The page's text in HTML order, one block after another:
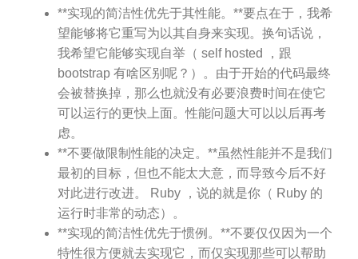
**实现的简洁性优先于其性能。**要点在于，我希
望能够将它重写为以其自身来实现。换句话说，
我希望它能够实现自举（ self hosted ，跟
bootstrap 有啥区别呢？）。由于开始的代码最终
会被替换掉，那么也就没有必要浪费时间在使它
可以运行的更快上面。性能问题大可以以后再考
虑。
**不要做限制性能的决定。**虽然性能并不是我们
最初的目标，但也不能太大意，而导致今后不好
对此进行改进。 Ruby ，说的就是你（ Ruby 的
运行时非常的动态）。
**实现的简洁性优先于惯例。**不要仅仅因为一个
特性很方便就去实现它，而仅实现那些可以帮助